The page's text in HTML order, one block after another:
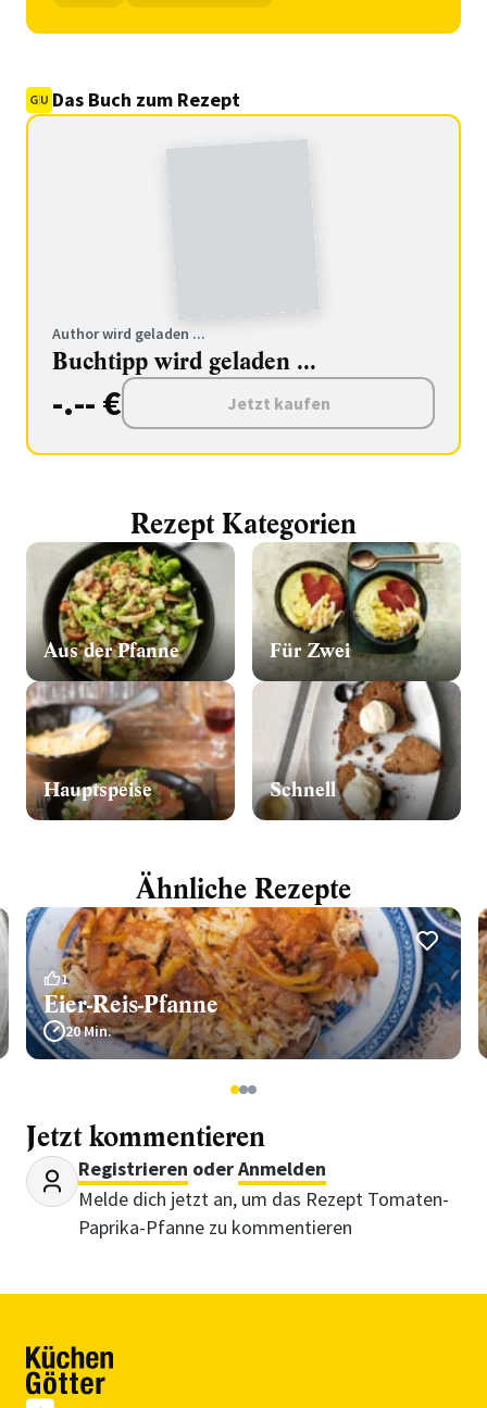
Das Buch zum Rezept
Author wird geladen ...
Buchtipp wird geladen ...
-.-- € Jetzt kaufen
Rezept Kategorien
Aus der Pfanne
Hauptspeise
Für Zwei
Schnell
Ähnliche Rezepte
1
Eier-Reis-Pfanne
20 Min.
123
Jetzt kommentieren
Registrieren oderAnmelden
Melde dich jetzt an, um das Rezept Tomaten-
Paprika-Pfanne zu kommentieren